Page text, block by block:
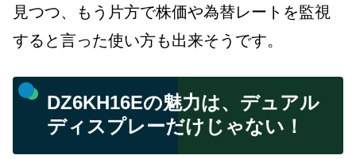
見つつ、もう片方で株価や為替レートを監視
すると言った使い方も出来そうです。
DZ6KH16Eの魅力は、デュアル
ディスプレーだけじゃない！